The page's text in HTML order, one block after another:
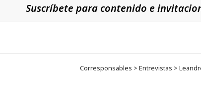
Suscríbete para contenido e
Corresponsables > Entrevistas >